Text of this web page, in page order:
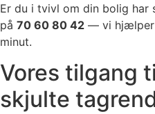
Er du i tvivl om din bolig har
på 70 60 80 42 — vi hjælper
minut.
Vores tilgang
skjulte